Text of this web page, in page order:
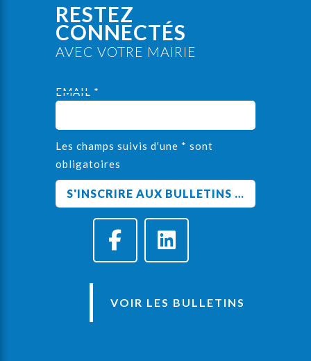
RESTEZ
CONNECTÉS
AVEC VOTRE MAIRIE
EMAIL *
Les champs suivis d'une * sont
obligatoires
VOIR LES BULLETINS